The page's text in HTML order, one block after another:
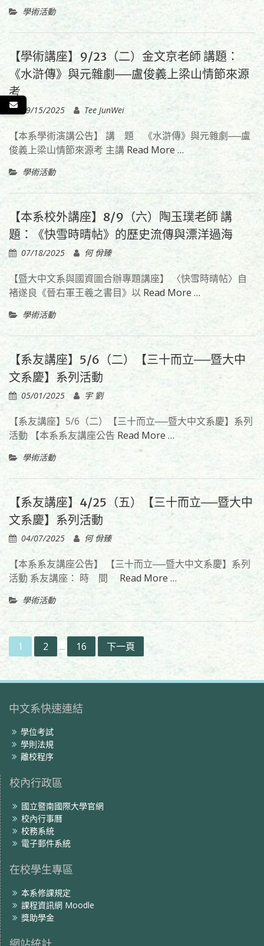
學術活動
【學術講座】9/23（二）金文京老師 講題：
《水滸傳》與元雜劇──盧俊義上梁山情節來源
考
09/15/2025 Tee JunWei
【本系學術演講公告】 講 題 《水滸傳》與元雜劇──盧
俊義上梁山情節來源考 主講 Read More …
學術活動
【本系校外講座】8/9（六）陶玉璞老師 講
題：《快雪時晴帖》的歷史流傳與漂洋過海
07/18/2025 何 佾臻
【暨大中文系與國資圖合辦專題講座】 〈快雪時晴帖〉自
褚遂良《晉右軍王羲之書目》以 Read More …
學術活動
【系友講座】5/6（二）【三十而立──暨大中
文系慶】系列活動
05/01/2025 宇 劉
【系友講座】5/6（二）【三十而立──暨大中文系慶】系列
活動 【本系系友講座公告 Read More …
學術活動
【系友講座】4/25（五）【三十而立──暨大中
文系慶】系列活動
04/07/2025 何 佾臻
【本系系友講座公告】 【三十而立──暨大中文系慶】系列
活動 系友講座： 時 間 Read More …
學術活動
文
分
1 2 ... 16 下一頁
中文系快速連結
學位考試
學則法規
離校程序
校內行政區
國立暨南國際大學官網
校內行事曆
校務系統
電子郵件系統
在校學生專區
本系修課規定
課程資訊網 Moodle
獎助學金